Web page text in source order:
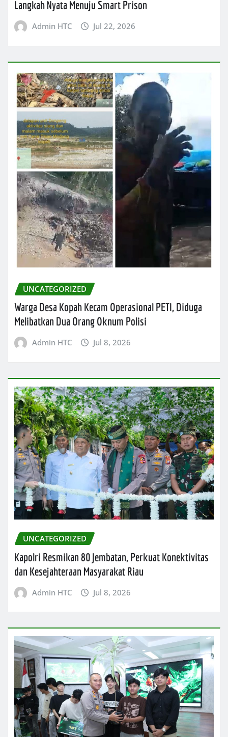
Langkah Nyata Menuju Smart Prison
Admin HTC Jul 22, 2026
UNCATEGORIZED
Warga Desa Kopah Kecam Operasional PETI, Diduga
Melibatkan Dua Orang Oknum Polisi
Admin HTC Jul 8, 2026
UNCATEGORIZED
Kapolri Resmikan 80 Jembatan, Perkuat Konektivitas
dan Kesejahteraan Masyarakat Riau
Admin HTC Jul 8, 2026